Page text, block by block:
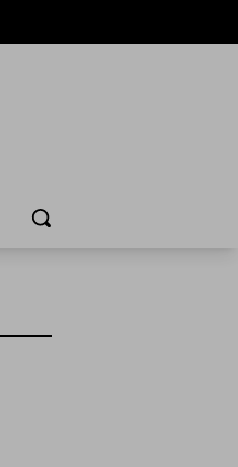
Cerca